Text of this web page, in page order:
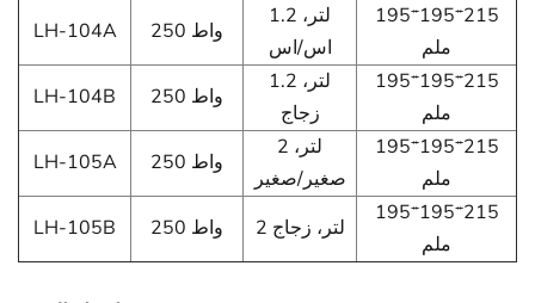
LH-104A 250 واط
1.2 لتر،
اس/اس
195*195*215
ملم
LH-104B
250 واط
1.2 لتر،
زجاج
195*195*215
ملم
LH-105A
250 واط
2 لتر،
صغير/صغير
195*195*215
ملم
LH-105B
250 واط 2 لتر، زجاج
195*195*215
ملم